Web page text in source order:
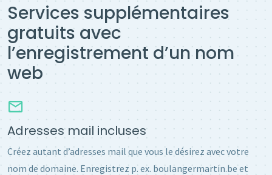
Services supplémentaires
gratuits avec
l’enregistrement d’un nom
web
Adresses mail incluses
Créez autant d’adresses mail que vous le désirez avec votre
nom de domaine. Enregistrez p. ex. boulangermartin.be et